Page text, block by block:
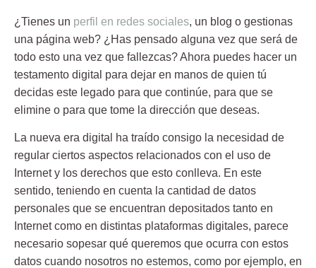
¿Tienes un perfil en redes sociales, un blog o gestionas
una página web? ¿Has pensado alguna vez que será de
todo esto una vez que fallezcas? Ahora puedes hacer un
testamento digital para dejar en manos de quien tú
decidas este legado para que continúe, para que se
elimine o para que tome la dirección que deseas.
La nueva era digital ha traído consigo la necesidad de
regular ciertos aspectos relacionados con el uso de
Internet y los derechos que esto conlleva. En este
sentido, teniendo en cuenta la cantidad de datos
personales que se encuentran depositados tanto en
Internet como en distintas plataformas digitales, parece
necesario sopesar qué queremos que ocurra con estos
datos cuando nosotros no estemos, como por ejemplo, en